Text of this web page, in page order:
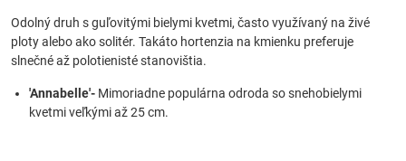
Odolný druh s guľovitými bielymi kvetmi, často využívaný na živé
ploty alebo ako solitér. Takáto hortenzia na kmienku preferuje
slnečné až polotienisté stanovištia.
'Annabelle'- Mimoriadne populárna odroda so snehobielymi
kvetmi veľkými až 25 cm.